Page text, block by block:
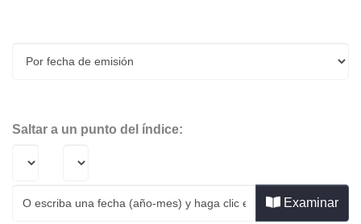
Examinando Maestría en Docencia
Saltar a un punto del índice:
Examinar